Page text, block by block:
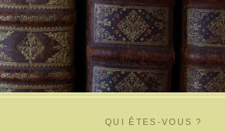
QUI ÊTES-VOUS ?